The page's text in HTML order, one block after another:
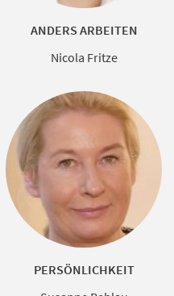
ANDERS ARBEITEN
Nicola Fritze
PERSÖNLICHKEIT